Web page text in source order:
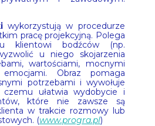
wykorzystują w procedurze
pracę projekcyjną. Polega
klientowi bodźców (np.
u niego skojarzenia
wartościami, mocnymi
Obraz pomaga
potrzebami i wywołuje
czemu ułatwia wydobycie i
które nie zawsze są
w trakcie rozmowy lub
(www.progra.pl)